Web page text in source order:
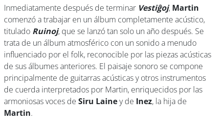
Inmediatamente después de terminar Vestiĝoj, Martin
comenzó a trabajar en un álbum completamente acústico,
titulado Ruinoj, que se lanzó tan solo un año después. Se
trata de un álbum atmosférico con un sonido a menudo
influenciado por el folk, reconocible por las piezas acústicas
de sus álbumes anteriores. El paisaje sonoro se compone
principalmente de guitarras acústicas y otros instrumentos
de cuerda interpretados por Martin, enriquecidos por las
armoniosas voces de Siru Lainey de Inez, la hija de
Martin.